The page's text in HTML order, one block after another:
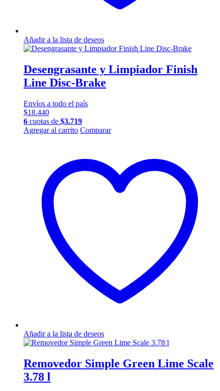
Añadir a la lista de deseos
Desengrasante y Limpiador Finish
Line Disc-Brake
Envíos a todo el país
$18.440
6 cuotas de $3.719
Agregar al carrito Comparar
Añadir a la lista de deseos
Removedor Simple Green Lime Scale
3.78 l